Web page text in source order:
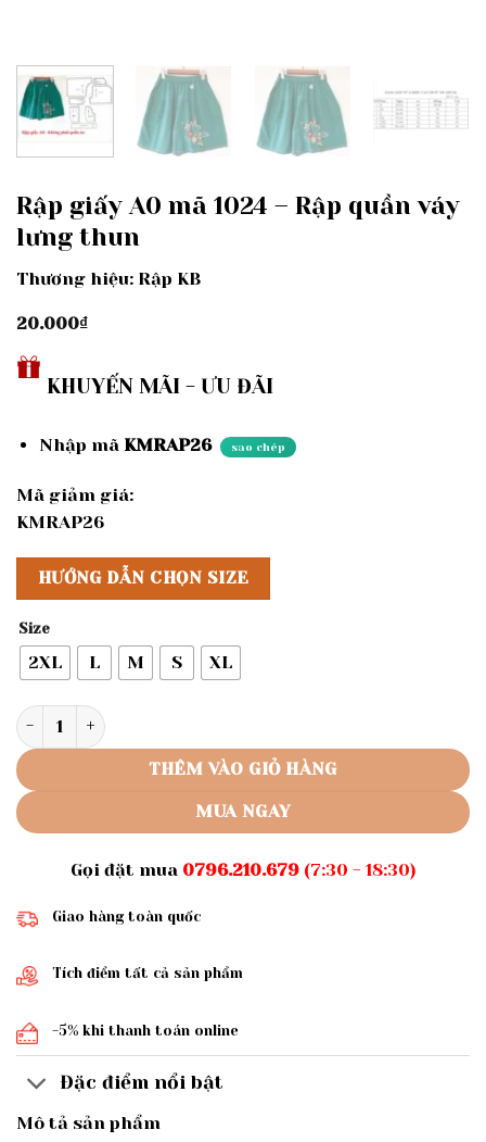
Rập giấy A0 mã 1024 – Rập quần váy
lưng thun
Thương hiệu: Rập KB
20.000₫
KHUYẾN MÃI - ƯU ĐÃI
Nhập mã KMRAP26 sao chép
Mã giảm giá:
KMRAP26
HƯỚNG DẪN CHỌN SIZE
Size
2XL L M S XL
Rập giấy A0 mã 1024 - Rập quần váy lưng thun số lượng
THÊM VÀO GIỎ HÀNG
MUA NGAY
Gọi đặt mua 0796.210.679(7:30 - 18:30)
Giao hàng toàn quốc
Tích điểm tất cả sản phẩm
-5% khi thanh toán online
Đặc điểm nổi bật
Mô tả sản phẩm